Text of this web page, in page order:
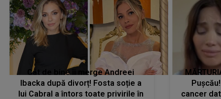
lui Cabral a întors toate privirile în
prima zi de UNTOLD: „Parcă ai altă
strălucire, emani putere,
încredere, siguranță...”
cancer
accident
Dacă